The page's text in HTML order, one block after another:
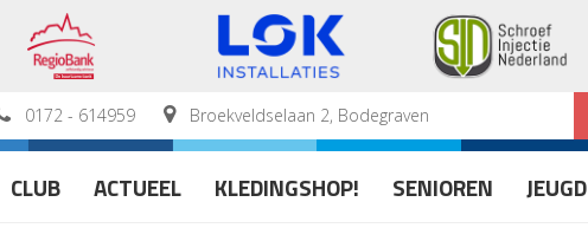
0172 - 614959 Broekveldselaan 2, Bodegraven
CLUB ACTUEEL KLEDINGSHOP! SENIOREN JEUGD